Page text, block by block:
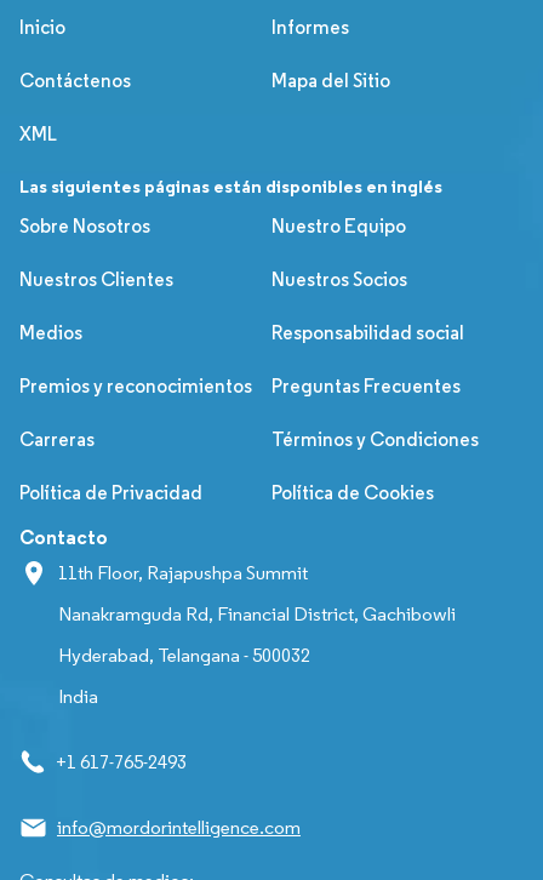
Inicio Informes
Contáctenos Mapa del Sitio
XML
Las siguientes páginas están disponibles en inglés
Sobre Nosotros
Nuestro Equipo
Nuestros Clientes Nuestros Socios
Medios Responsabilidad social
Premios y reconocimientos Preguntas Frecuentes
Carreras Términos y Condiciones
Política de Privacidad Política de Cookies
Contacto
11th Floor, Rajapushpa Summit
Nanakramguda Rd, Financial District, Gachibowli
Hyderabad, Telangana - 500032
India
+1 617-765-2493
info@mordorintelligence.com